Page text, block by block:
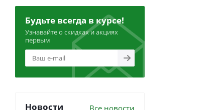
Будьте всегда в курсе!
Узнавайте о скидках и акциях
первым
Новости Все новости